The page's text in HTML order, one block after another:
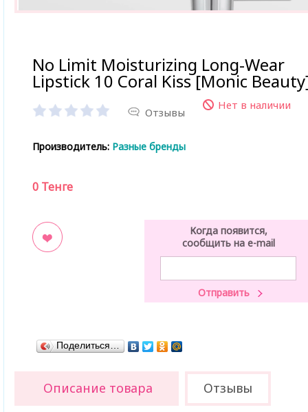
No Limit Moisturizing Long-Wear
Lipstick 10 Coral Kiss [Monic
Отзывы
Нет в наличии
Производитель: Разные бренды
0 Тенге
Когда появится,
сообщить на e-mail
Поделиться…
Описание товара Отзывы